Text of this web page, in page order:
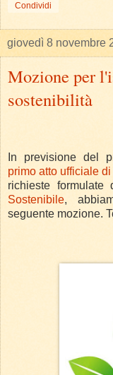
Condividi
giovedì 8 novembre
Mozione per
sostenibilità
In previsione del
primo atto ufficiale
richieste formulate
Sostenibile,
seguente mozione.